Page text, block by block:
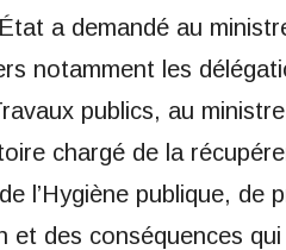
a demandé au
notamment les
publics, au
chargé de la
l’Hygiène publique, de
et des conséquences